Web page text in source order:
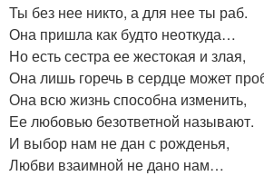
Ты без нее никто, а для нее ты раб.
Она пришла как будто неоткуда…
Но есть сестра ее жестокая и злая,
Она лишь горечь в сердце может
Она всю жизнь способна изменить,
Ее любовью безответной называют.
И выбор нам не дан с рожденья,
Любви взаимной не дано нам…